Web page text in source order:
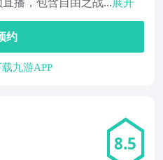
约
九游APP
8.5